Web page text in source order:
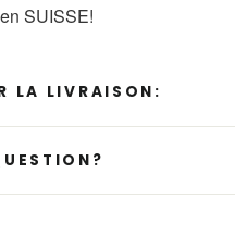
SUISSE!
LA LIVRAISON: